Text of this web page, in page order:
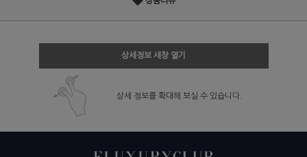
상세정보 새창 열기
상세 정보를 확대해 보실 수 있습니다.